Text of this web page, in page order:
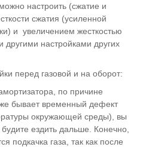
настроить (сжатие и
сжатия (усиленной
и увеличением жесткостью
другими настройками других
перед газовой и на оборот:
по причине
бывает временный дефект
окружающей среды), вы
ездить дальше. Конечно,
подкачка газа, так как после